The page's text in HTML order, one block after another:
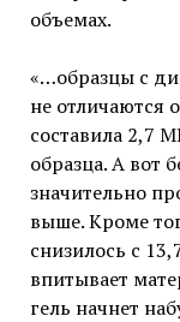
объемах.
«…образцы с
не отличаются
составила 2,7
образца. А вот
значительно
выше. Кроме
снизилось с
впитывает
гель начнет